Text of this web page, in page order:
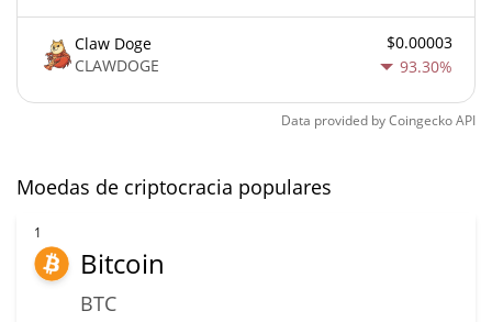
Claw Doge
CLAWDOGE
$0.00003
93.30%
Data provided byCoingeckoAPI
Moedas de criptocracia populares
1
Bitcoin
BTC